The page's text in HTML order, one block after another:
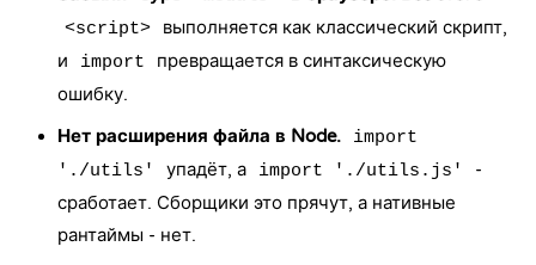
<script>
выполняется как классический скрипт,
и
import
превращается в синтаксическую
ошибку.
Нет расширения файла в Node.
import
'./utils'
упадёт, а import './utils.js'
-
сработает. Сборщики это прячут, а нативные
рантаймы - нет.